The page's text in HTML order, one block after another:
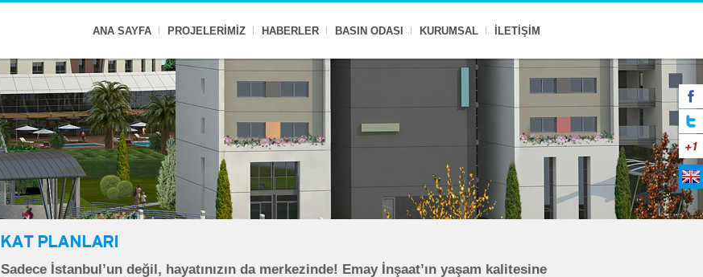
ANA SAYFA PROJELERİMİZ HABERLER BASIN ODASI KURUMSAL İLETİŞİM
KAT PLANLARI
Sadece İstanbul’un değil, hayatınızın da merkezinde! Emay İnşaat’ın yaşam kalitesine